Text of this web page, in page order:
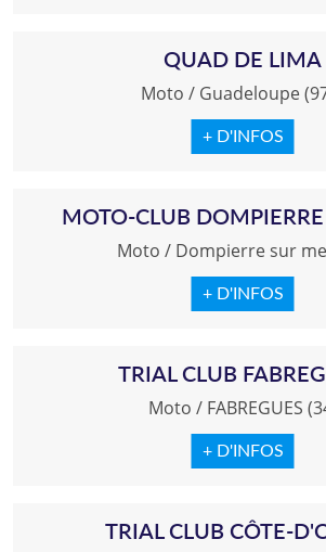
QUAD DE LIMA
Moto / Guadeloupe
+ D'INFOS
MOTO-CLUB
Moto / Dompierre sur
+ D'INFOS
TRIAL CLUB
Moto / FABREGUES
+ D'INFOS
TRIAL CLUB CÔTE-